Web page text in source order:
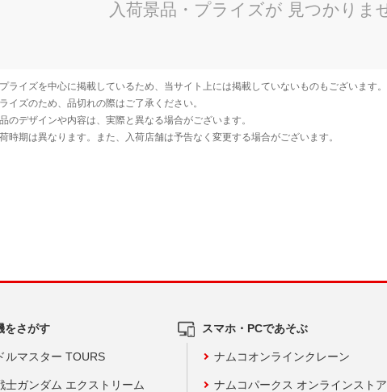
をさがす
ルマスター TOURS
士ガンダム エクストリーム
スマホ・PCであそぶ
ナムコオンラインクレーン
ナムコパークス オンラインストア